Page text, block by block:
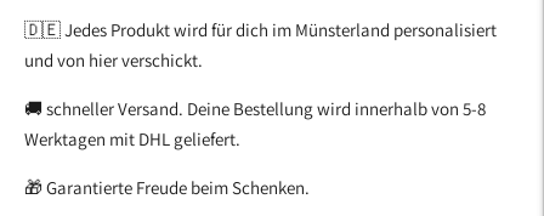
🇩🇪 Jedes Produkt wird für dich im Münsterland personalisiert
und von hier verschickt.
🚚 schneller Versand. Deine Bestellung wird innerhalb von 5-8
Werktagen mit DHL geliefert.
🎁 Garantierte Freude beim Schenken.